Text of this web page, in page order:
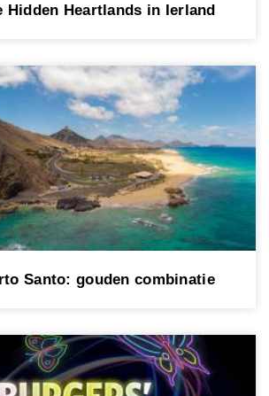
Hidden Heartlands in Ierland
Santo: gouden combinatie